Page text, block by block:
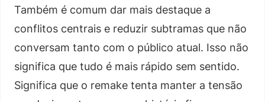
Também é comum dar mais destaque a
conflitos centrais e reduzir subtramas que não
conversam tanto com o público atual. Isso não
significa que tudo é mais rápido sem sentido.
Significa que o remake tenta manter a tensão